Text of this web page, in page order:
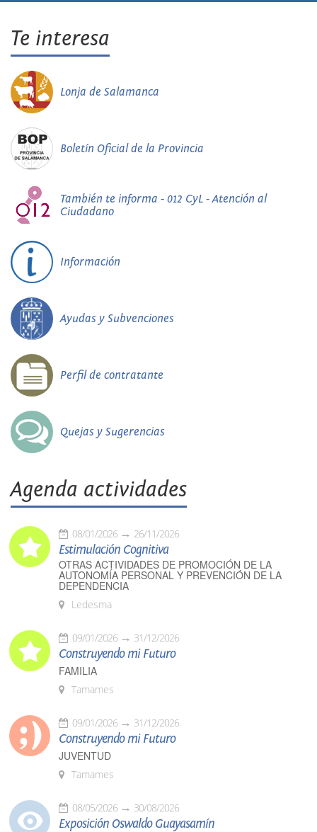
Te interesa
Lonja de Salamanca
Boletín Oficial de la Provincia
También te informa - 012 CyL - Atención al
Ciudadano
Información
Ayudas y Subvenciones
Perfil de contratante
Quejas y Sugerencias
Agenda actividades
08/01/2026 26/11/2026
Estimulación Cognitiva
OTRAS ACTIVIDADES DE PROMOCIÓN DE LA
AUTONOMÍA PERSONAL Y PREVENCIÓN DE LA
DEPENDENCIA
Ledesma
09/01/2026 31/12/2026
Construyendo mi Futuro
FAMILIA
Tamames
09/01/2026 31/12/2026
Construyendo mi Futuro
JUVENTUD
Tamames
08/05/2026 30/08/2026
Exposición Oswaldo Guayasamín